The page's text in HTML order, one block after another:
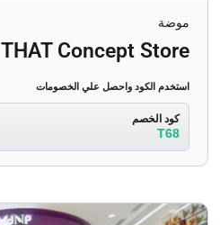
موضة
THAT Concept Store
استخدم الكود واحصل علي الخصومات
كود الخصم
T68